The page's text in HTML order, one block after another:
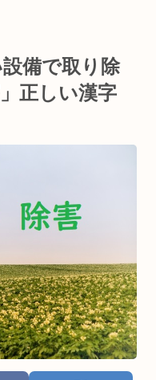
備で取り除
正しい漢字